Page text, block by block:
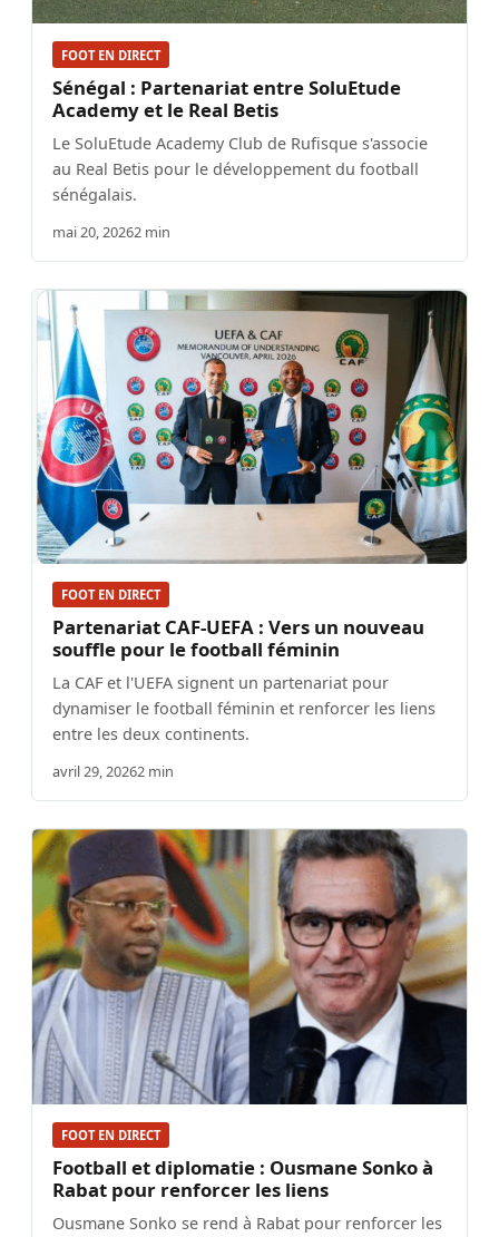
FOOT EN DIRECT
Sénégal : Partenariat entre SoluEtude
Academy et le Real Betis
Le SoluEtude Academy Club de Rufisque s'associe
au Real Betis pour le développement du football
sénégalais.
mai 20, 20262 min
FOOT EN DIRECT
Partenariat CAF-UEFA : Vers un nouveau
souffle pour le football féminin
La CAF et l'UEFA signent un partenariat pour
dynamiser le football féminin et renforcer les liens
entre les deux continents.
avril 29, 20262 min
FOOT EN DIRECT
Football et diplomatie : Ousmane Sonko à
Rabat pour renforcer les liens
Ousmane Sonko se rend à Rabat pour renforcer les